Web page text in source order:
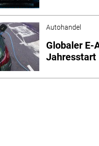
Autohandel
Globaler
Jahresstart